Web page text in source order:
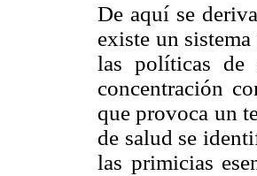
De aquí se
existe un
las políticas de
concentración
que provoca un
de salud se
las primicias